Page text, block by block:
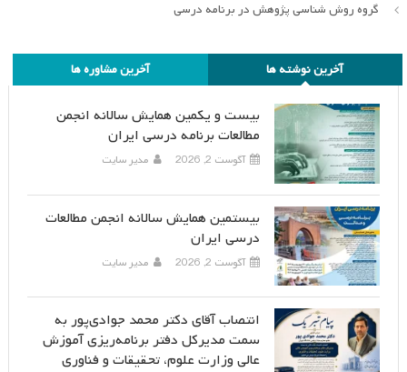
گروه روش شناسی پژوهش در برنامه درسی
آخرین نوشته ها آخرین مشاوره ها
بیست و یکمین همایش سالانه انجمن
مطالعات برنامه درسی ایران
آگوست 2, 2026 مدیر سایت
بیستمین همایش سالانه انجمن مطالعات
درسی ایران
آگوست 2, 2026 مدیر سایت
انتصاب آقای دکتر محمد جوادی‌پور به
سمت مدیرکل دفتر برنامه‌ریزی آموزش
عالی وزارت علوم، تحقیقات و فناوری